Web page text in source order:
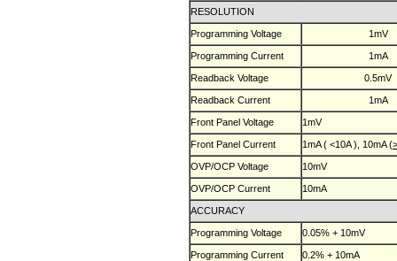
RESOLUTION
Programming Voltage 1mV
Programming Current 1mA
Readback Voltage 0.5mV
Readback Current 1mA
Front Panel Voltage 1mV
Front Panel Current 1mA ( <10A ), 10mA (>
OVP/OCP Voltage 10mV
OVP/OCP Current 10mA
ACCURACY
Programming Voltage 0.05% + 10mV
Programming Current 0.2% + 10mA